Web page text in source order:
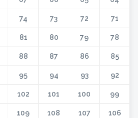
71
72
73
74
78
79
80
81
85
86
87
88
92
93
94
95
99
100
101
102
106
107
108
109